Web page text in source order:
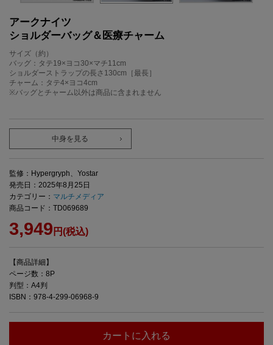
アークナイツ
ショルダーバッグ＆医療チャーム
サイズ（約）
バッグ：タテ19×ヨコ30×マチ11cm
ショルダーストラップの長さ130cm［最長］
チャーム：タテ4×ヨコ4cm
※バッグとチャーム以外は商品に含まれません
中身を見る
監修：Hypergryph、Yostar
発売日：2025年8月25日
カテゴリー： マルチメディア
商品コード：TD069689
3,949 円(税込)
【商品詳細】
ページ数：8P
判型：A4判
ISBN：978-4-299-06968-9
カートに入れる